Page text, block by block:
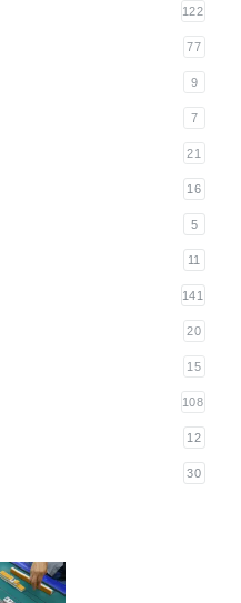
122
77
9
7
21
16
5
11
141
20
15
108
12
30